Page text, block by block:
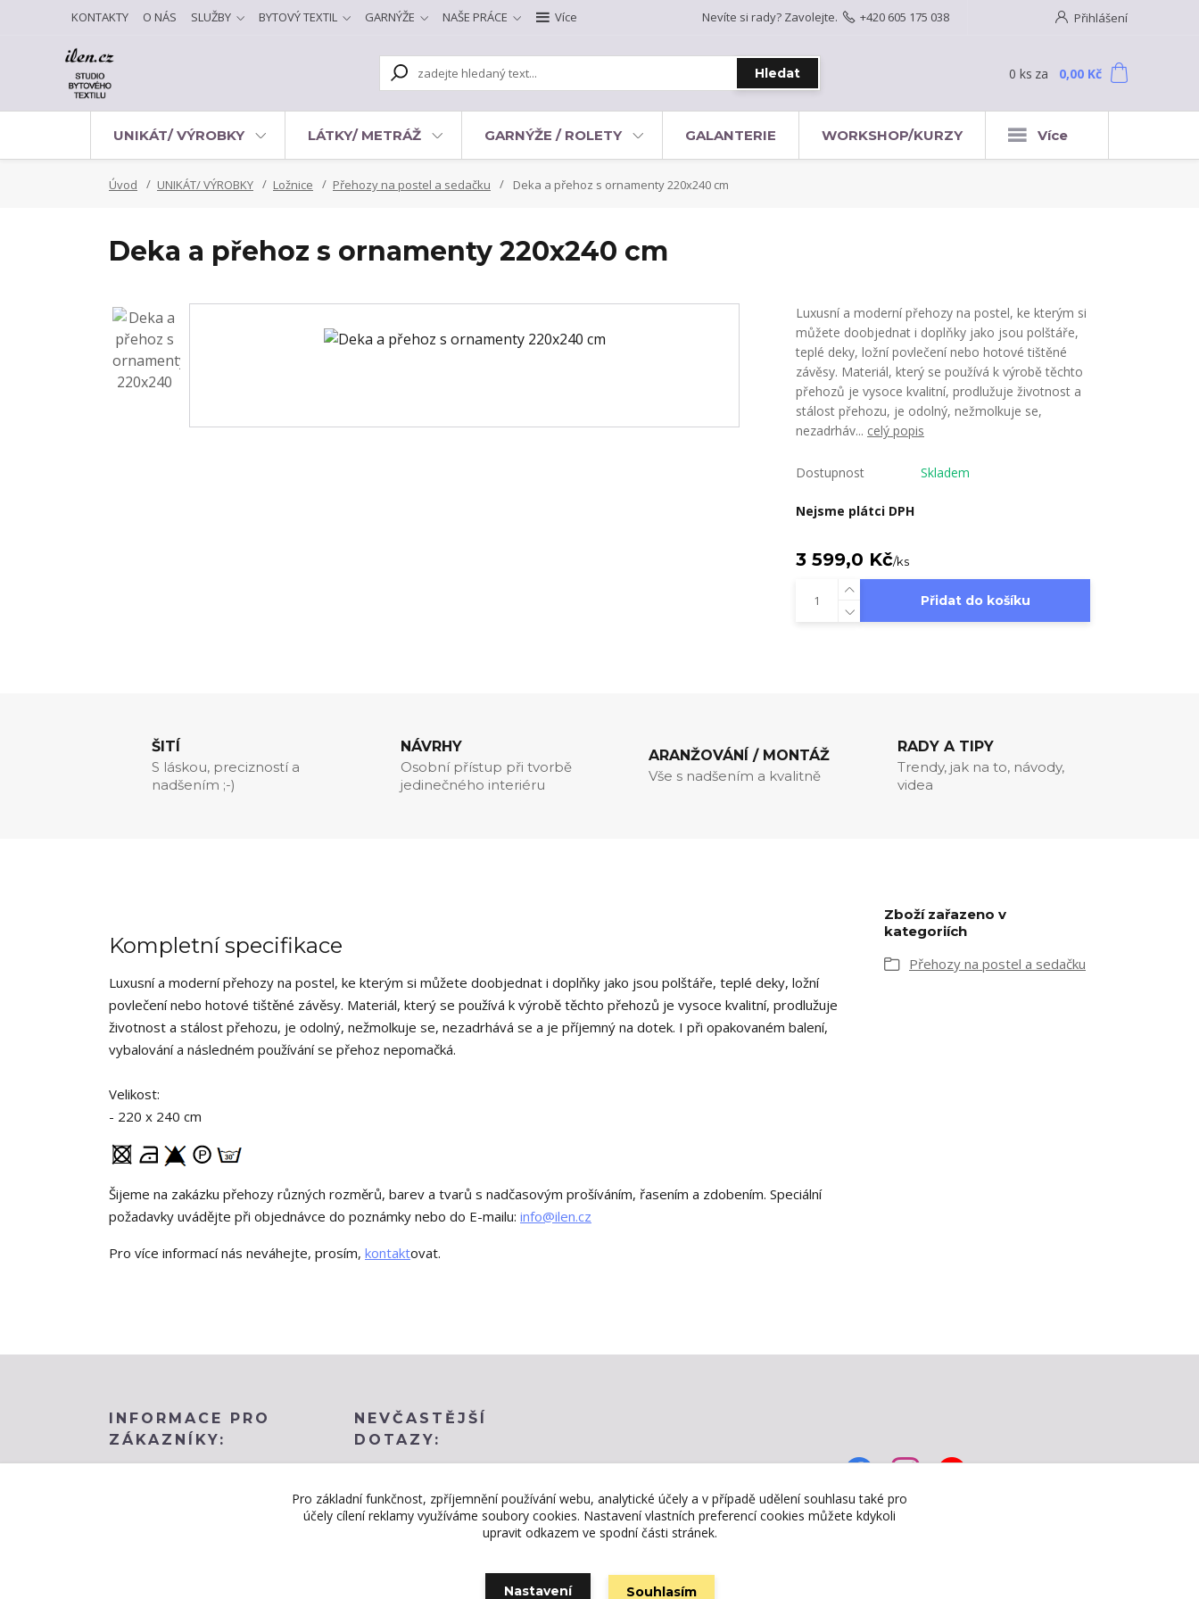
KONTAKTY O NÁS SLUŽBY BYTOVÝ TEXTIL GARNÝŽE NAŠE PRÁCE Více Přihlášení
Hledat
Nevíte si rady? Zavolejte. +420 605 175 038
0 ks za 0,00 Kč
UNIKÁT/ VÝROBKY LÁTKY/ METRÁŽ GARNÝŽE / ROLETY GALANTERIE WORKSHOP/KURZY Více
Úvod UNIKÁT/ VÝROBKY Ložnice Přehozy na postel a sedačku Deka a přehoz s ornamenty 220x240 cm
Deka a přehoz s ornamenty 220x240 cm
Luxusní a moderní přehozy na postel, ke kterým si
můžete doobjednat i doplňky jako jsou polštáře,
teplé deky, ložní povlečení nebo hotové tištěné
závěsy. Materiál, který se používá k výrobě těchto
přehozů je vysoce kvalitní, prodlužuje životnost a
stálost přehozu, je odolný, nežmolkuje se,
nezadrháv... celý popis
Dostupnost Skladem
Nejsme plátci DPH
3 599,0 Kč/ks
Přidat do košíku
ŠITÍ
S láskou, precizností a
nadšením ;-)
NÁVRHY
Osobní přístup při tvorbě
jedinečného interiéru
ARANŽOVÁNÍ / MONTÁŽ
Vše s nadšením a kvalitně
RADY A TIPY
Trendy, jak na to, návody,
videa
Kompletní specifikace
Luxusní a moderní přehozy na postel, ke kterým si můžete doobjednat i doplňky jako jsou polštáře, teplé deky, ložní
povlečení nebo hotové tištěné závěsy. Materiál, který se používá k výrobě těchto přehozů je vysoce kvalitní, prodlužuje
životnost a stálost přehozu, je odolný, nežmolkuje se, nezadrhává se a je příjemný na dotek. I při opakovaném balení,
vybalování a následném používání se přehoz nepomačká.
Velikost:
- 220 x 240 cm
Šijeme na zakázku přehozy různých rozměrů, barev a tvarů s nadčasovým prošíváním, řasením a zdobením. Speciální
požadavky uvádějte při objednávce do poznámky nebo do E-mailu: info@ilen.cz
Pro více informací nás neváhejte, prosím, kontaktovat.
Zboží zařazeno v
kategoriích
Přehozy na postel a sedačku
INFORMACE PRO
ZÁKAZNÍKY:
NEVČASTĚJŠÍ
DOTAZY:
Pro základní funkčnost, zpříjemnění používání webu, analytické účely a v případě udělení souhlasu také pro
účely cílení reklamy využíváme soubory cookies. Nastavení vlastních preferencí cookies můžete kdykoli
upravit odkazem ve spodní části stránek.
Nastavení Souhlasím